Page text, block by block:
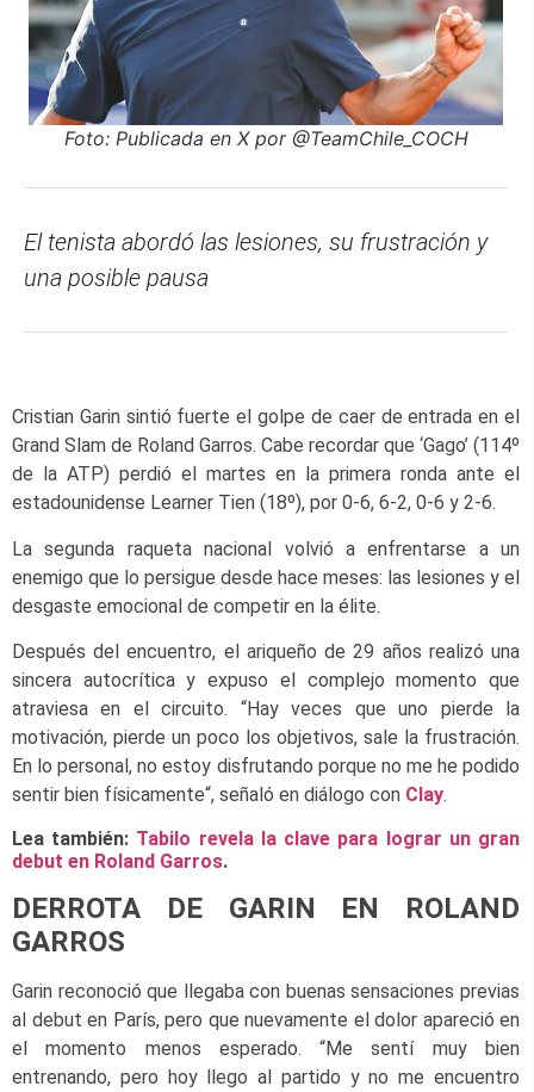
Foto: Publicada en X por @TeamChile_COCH
El tenista abordó las lesiones, su frustración y
una posible pausa
Cristian Garin sintió fuerte el golpe de caer de entrada en el
Grand Slam de Roland Garros. Cabe recordar que ‘Gago’ (114º
de la ATP) perdió el martes en la primera ronda ante el
estadounidense Learner Tien (18º), por 0-6, 6-2, 0-6 y 2-6.
La segunda raqueta nacional volvió a enfrentarse a un
enemigo que lo persigue desde hace meses: las lesiones y el
desgaste emocional de competir en la élite.
Después del encuentro, el ariqueño de 29 años realizó una
sincera autocrítica y expuso el complejo momento que
atraviesa en el circuito. “Hay veces que uno pierde la
motivación, pierde un poco los objetivos, sale la frustración.
En lo personal, no estoy disfrutando porque no me he podido
sentir bien físicamente“, señaló en diálogo con Clay.
Lea también: Tabilo revela la clave para lograr un gran
debut en Roland Garros.
DERROTA DE GARIN EN ROLAND
GARROS
Garin reconoció que llegaba con buenas sensaciones previas
al debut en París, pero que nuevamente el dolor apareció en
el momento menos esperado. “Me sentí muy bien
entrenando, pero hoy llego al partido y no me encuentro